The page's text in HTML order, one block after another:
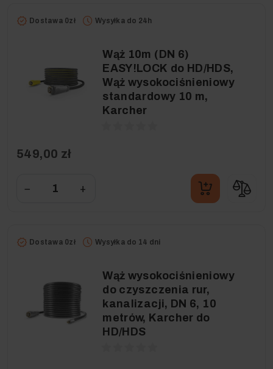
Dostawa 0zł Wysyłka do 24h
Wąż 10m (DN 6)
EASY!LOCK do HD/HDS,
Wąż wysokociśnieniowy
standardowy 10 m,
Karcher
549,00 zł
− +
Dostawa 0zł Wysyłka do 14 dni
Wąż wysokociśnieniowy
do czyszczenia rur,
kanalizacji, DN 6, 10
metrów, Karcher do
HD/HDS